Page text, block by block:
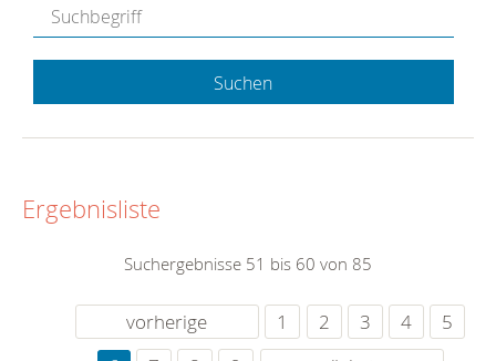
Suchen
Ergebnisliste
Suchergebnisse 51 bis 60 von 85
vorherige 1 2 3 4
5